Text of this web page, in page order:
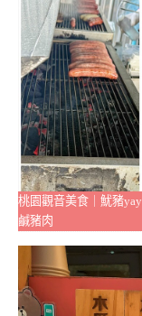
桃園觀音美食｜魷豬
鹹豬肉